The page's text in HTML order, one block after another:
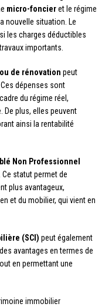
micro-foncieret le régime
nouvelle situation. Le
les charges déductibles
importants.
de rénovation peut
dépenses sont
du régime réel,
De plus, elles peuvent
ainsi la rentabilité
Non Professionnel
statut permet de
plus avantageux,
et du mobilier, qui vient en
(SCI) peut également
avantages en termes de
en permettant une
immobilier